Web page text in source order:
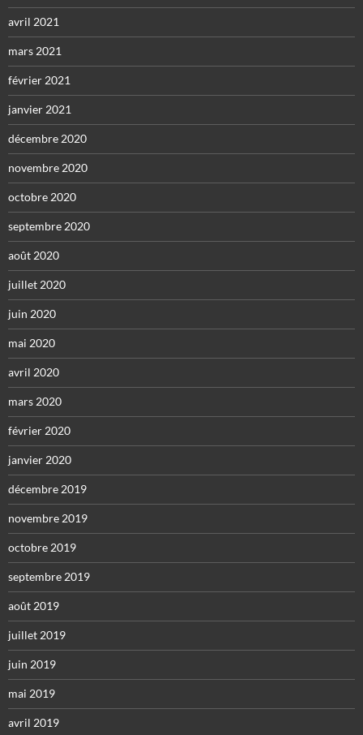
avril 2021
mars 2021
février 2021
janvier 2021
décembre 2020
novembre 2020
octobre 2020
septembre 2020
août 2020
juillet 2020
juin 2020
mai 2020
avril 2020
mars 2020
février 2020
janvier 2020
décembre 2019
novembre 2019
octobre 2019
septembre 2019
août 2019
juillet 2019
juin 2019
mai 2019
avril 2019